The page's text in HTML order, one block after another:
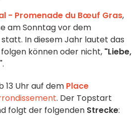
- Promenade du Bœuf Gras,
am Sonntag vor dem
statt. In diesem Jahr lautet das
können oder nicht, "Liebe,
".
13 Uhr auf dem Place
. Der Topstart
folgt der folgenden Strecke: